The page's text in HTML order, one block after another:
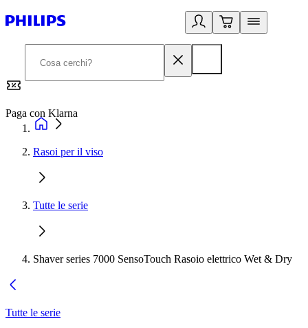
Paga con Klarna
Rasoi per il viso
Tutte le serie
Shaver series 7000 SensoTouch Rasoio elettrico Wet & Dry
Tutte le serie